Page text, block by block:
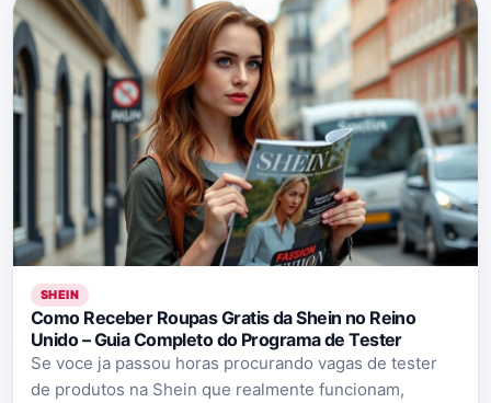
SHEIN
Como Receber Roupas Gratis da Shein no Reino
Unido – Guia Completo do Programa de Tester
Se voce ja passou horas procurando vagas de tester
de produtos na Shein que realmente funcionam,